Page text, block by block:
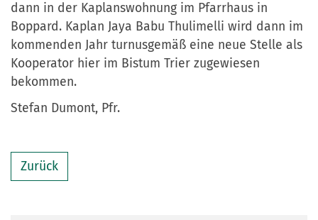
dann in der Kaplanswohnung im Pfarrhaus in
Boppard. Kaplan Jaya Babu Thulimelli wird dann im
kommenden Jahr turnusgemäß eine neue Stelle als
Kooperator hier im Bistum Trier zugewiesen
bekommen.
Stefan Dumont, Pfr.
Zurück